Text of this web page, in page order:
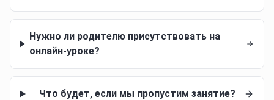
Нужно ли родителю присутствовать на
онлайн-уроке?
Что будет, если мы пропустим занятие?